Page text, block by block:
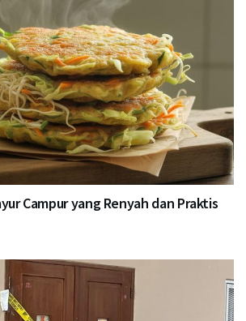
Campur yang Renyah dan Praktis